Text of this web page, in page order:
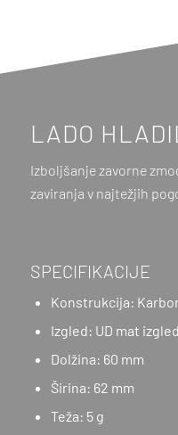
LADO
Izboljšanje zavorne
zaviranja v najtežjih
SPECIFIKACIJE
Konstrukcija:
Izgled: UD mat izgled
Dolžina: 60 mm
Širina: 62 mm
Teža: 5 g